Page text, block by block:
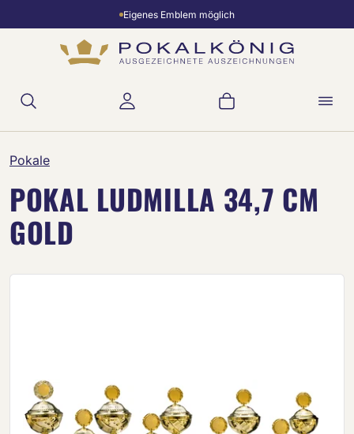
Zum Hauptinhalt springenEigenes Emblem möglich
Warenkorb
Pokale
POKAL LUDMILLA 34,7 CM
GOLD